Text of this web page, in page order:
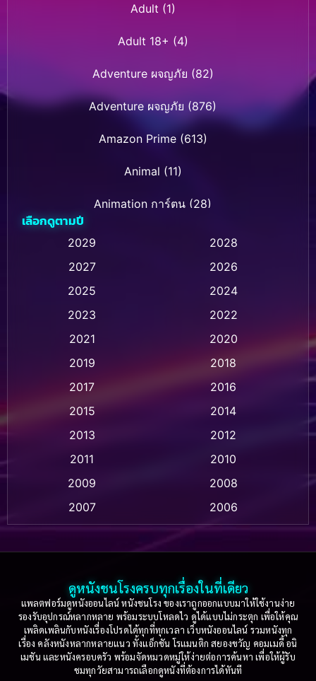
Adult (1)
Adult 18+ (4)
Adventure ผจญภัย (82)
Adventure ผจญภัย (876)
Amazon Prime(613)
Animal (11)
Animation การ์ตูน (28)
Animation การ์ตูน (236)
Animation การ์ตูน (32)
Animation แอนิเมชั่น (1)
Animation แอนิเมชัน (1)
Based on a True Story เรื่องจริง(75)
Based on Novel(16)
Betrayal(1)
Biography(3)
เลือกดูตามปี
2029
2028
2027
2026
2025
2024
2023
2022
2021
2020
2019
2018
2017
2016
2015
2014
2013
2012
2011
2010
2009
2008
2007
2006
2003
2002
2001
2000
1999
1998
1997
1996
1995
1994
1993
1992
ดูหนังชนโรงครบทุกเรื่องในที่เดียว
แพลตฟอร์มดูหนังออนไลน์ หนังชนโรง ของเราถูกออกแบบมาให้ใช้งานง่าย
รองรับอุปกรณ์หลากหลาย พร้อมระบบโหลดไว ดูได้แบบไม่กระตุก เพื่อให้คุณ
เพลิดเพลินกับหนังเรื่องโปรดได้ทุกที่ทุกเวลา เว็บหนังออนไลน์ รวมหนังทุก
เรื่อง คลังหนังหลากหลายแนว ทั้งแอ็กชัน โรแมนติก สยองขวัญ คอมเมดี้ อนิ
เมชัน และหนังครอบครัว พร้อมจัดหมวดหมู่ให้ง่ายต่อการค้นหา เพื่อให้ผู้รับ
ชมทุกวัยสามารถเลือกดูหนังที่ต้องการได้ทันที